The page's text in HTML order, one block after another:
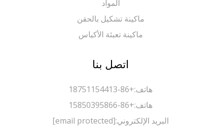
ماكينة تشكيل بالحقن
ماكينة تعبئة الأكياس
اتصل بنا
+86-18751154413
+86-15850395866
البريد الإلكتروني:[email protected]